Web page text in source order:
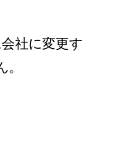
社に変更す